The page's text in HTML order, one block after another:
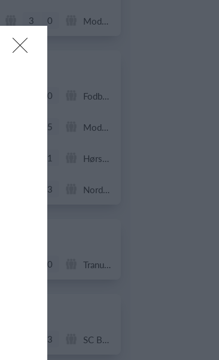
3 0 Modstander
0 Fodboldorkestret
5 Modstander
1 Hørsholm
3 Nordatlantisk DK
0 Tranum GF
3 SC Boca Vista